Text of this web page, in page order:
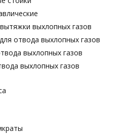
выхлопных газов
отвода выхлопных газов
выхлопных газов
выхлопных газов